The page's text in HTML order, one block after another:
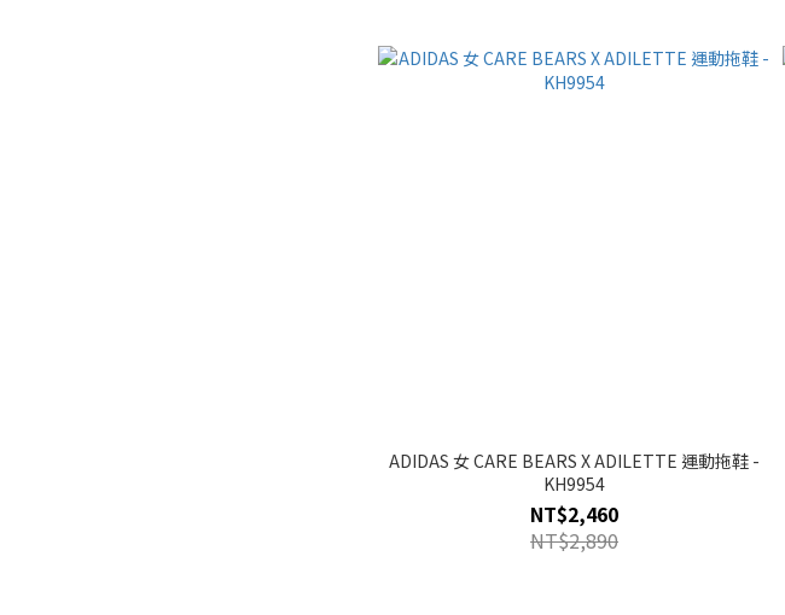
ADIDAS 女 CARE BEARS X ADILETTE 運動拖鞋 -
KH9954
NT$2,460
NT$2,890